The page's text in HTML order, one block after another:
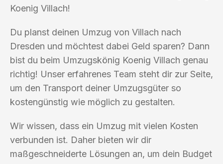
Koenig Villach!
Du planst deinen Umzug von Villach nach
Dresden und möchtest dabei Geld sparen? Dann
bist du beim Umzugskönig Koenig Villach genau
richtig! Unser erfahrenes Team steht dir zur Seite,
um den Transport deiner Umzugsgüter so
kostengünstig wie möglich zu gestalten.
Wir wissen, dass ein Umzug mit vielen Kosten
verbunden ist. Daher bieten wir dir
maßgeschneiderte Lösungen an, um dein Budget